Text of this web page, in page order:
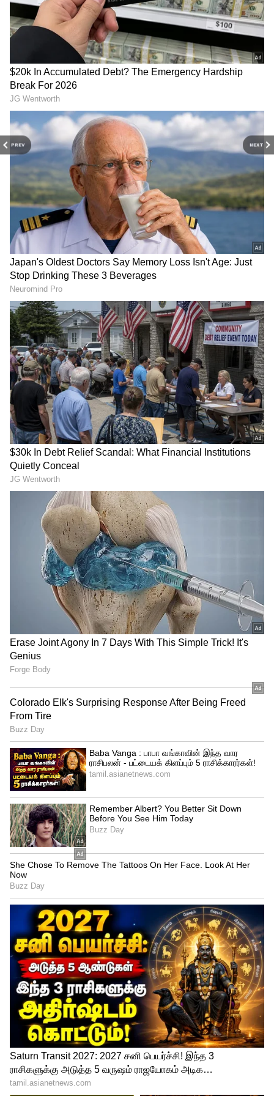
PREV NEXT
2
2
Image Credit : X
மாணவர்களுக்கு சூப்பர் அப்டேட்
இந்த இன்டர்ன்ஷிப் சுமார் 6 மாதங்கள்
நடைபெறும். தேர்வு செய்யப்படும்
மாணவர்களுக்கு மொத்தம் ரூ.30,000
உதவித்தொகை வழங்கப்படும். முதல் 3
மாதங்கள் முடிந்தது ரூ.15,000 மற்றும்
இறுதியில் மற்ற தொகை வழங்கப்படும்.
மாணவர்களுக்கு கிடைக்கும் பலன்கள்:
நடைமுறை பயிற்சி
ஆராய்ச்சி அனுபவம்
டிஆர்டிஓ வெளிப்பாடு
தொழில் வளர்ச்சி வாய்ப்பு
விண்ணப்பிக்கும் முறை என்ன?
இந்த இன்டர்ன்ஷிப்பிற்கு ஆன்லைனில்
விண்ணப்பிக்க முடியாது. விண்ணப்பப்
படிவத்தை பிரிண்ட் எடுத்து தேவையான
விவரங்களை நிரப்பி, மார்க் ஷீட் மற்றும்
கல்லூரி அனுமதி கடிதத்துடன் அனுப்ப
வேண்டும்.
அனுப்ப வேண்டிய முகவரி:
இயக்குனர், DEBEL, டிஆர்டிஓ, ADE வளாகம்,
புதிய திப்பசந்திரா, பெங்களூரு - 560075
முக்கிய தேதிகள்
விண்ணப்பிக்க கடைசி தேதி: மே 31, 2026
தேர்வு தகவல் வெளியீடு: ஜூன் 18, 2026
இன்டர்ன்ஷிப் தொடக்கம்: ஜூலை 1, 2026
எழுத்துத் தேர்வு எதுவும் நடத்தப்படாது
என்பது மாணவர்களுக்கு கூடுதல் பலனாக
பார்க்கப்படுகிறது. ஆராய்ச்சி துறையில்
எதிர்காலத்தை உருவாக்க நினைக்கும்
மாணவர்களுக்கு இது முக்கிய வாய்ப்பாக
அமைந்துள்ளது.